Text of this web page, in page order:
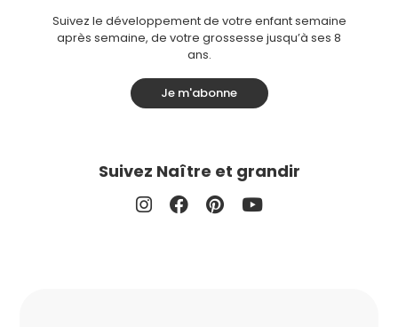
Suivez le développement de votre enfant semaine
après semaine, de votre grossesse jusqu’à ses 8
ans.
Je m'abonne
Suivez Naître et grandir